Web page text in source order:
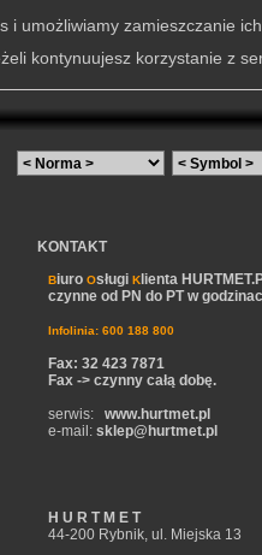
KONTAKT
Biuro Osługi Klienta
czynne od PN do PT w
Infolinia: 600 188 800
Fax: 32 423 7871
Fax -> czynny całą dobę.
serwis: www.hurtmet.pl
e-mail: sklep@hurtmet.pl
H U R T M E T
44-200 Rybnik, ul. Miejska 13
i umożliwiamy zamieszczanie
kontynuujesz korzystanie z